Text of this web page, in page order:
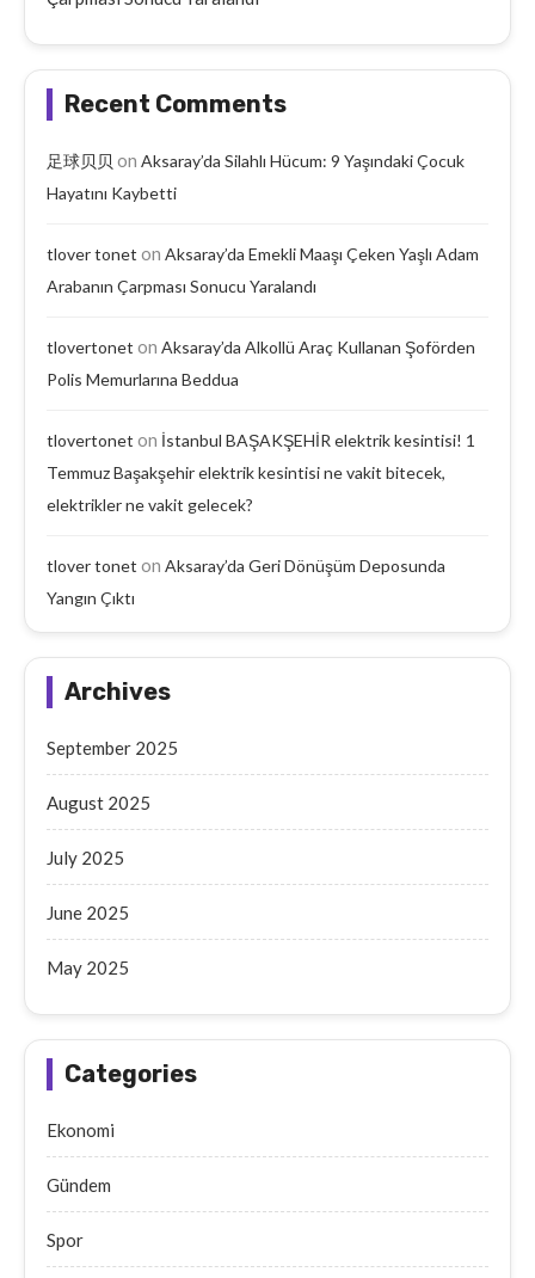
Recent Comments
足球贝贝 on Aksaray’da Silahlı Hücum: 9 Yaşındaki Çocuk
Hayatını Kaybetti
tlover tonet on Aksaray’da Emekli Maaşı Çeken Yaşlı Adam
Arabanın Çarpması Sonucu Yaralandı
tlovertonet on Aksaray’da Alkollü Araç Kullanan Şoförden
Polis Memurlarına Beddua
tlovertonet on İstanbul BAŞAKŞEHİR elektrik kesintisi! 1
Temmuz Başakşehir elektrik kesintisi ne vakit bitecek,
elektrikler ne vakit gelecek?
tlover tonet on Aksaray’da Geri Dönüşüm Deposunda
Yangın Çıktı
Archives
September 2025
August 2025
July 2025
June 2025
May 2025
Categories
Ekonomi
Gündem
Spor